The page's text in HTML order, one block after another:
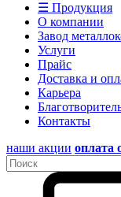
☰ Продукция
О компании
Завод
Услуги
Прайс
Доставка и
Карьера
Контакты
наши акции оплата